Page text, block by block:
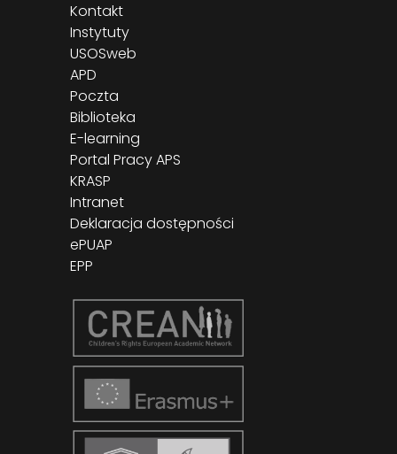
Kontakt
Instytuty
USOSweb
APD
Poczta
Biblioteka
E-learning
Portal Pracy APS
KRASP
Intranet
Deklaracja dostępności
ePUAP
EPP